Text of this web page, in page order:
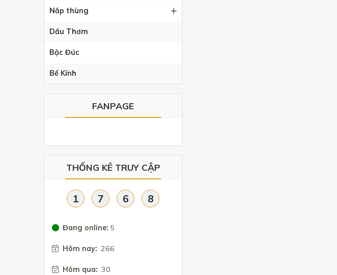
Nắp thùng
Dầu Thơm
Bậc Đúc
Bể Kính
FANPAGE
THỐNG KÊ TRUY CẬP
1 7 6 8
Đang online: 5
Hôm nay: 266
Hôm qua: 30